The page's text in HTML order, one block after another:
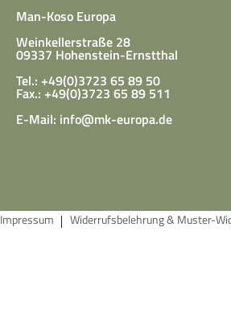
Man-Koso Europa
Weinkellerstraße 28
09337 Hohenstein-Ernstthal
Tel.: +49(0)3723 65 89 50
Fax.: +49(0)3723 65 89 511
E-Mail: info@mk-europa.de
Impressum Widerrufsbelehrung & Muster-